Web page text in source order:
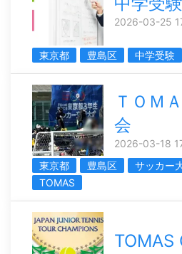
2026-03-25
東京都 豊島区 中学受験
ＴＯＭ
会
2026-03-18
東京都
豊島区 サッカー
TOMAS
TOMAS